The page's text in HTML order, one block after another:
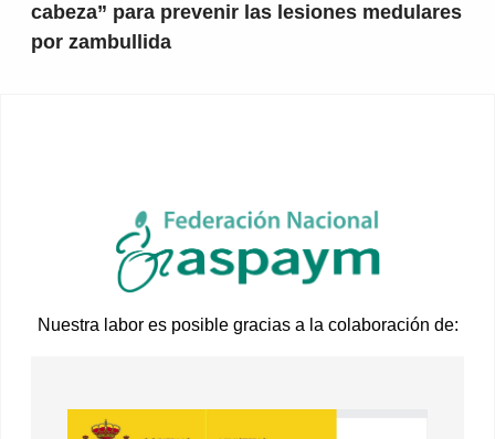
cabeza” para prevenir las lesiones medulares
por zambullida
Nuestra labor es posible gracias a la colaboración de: